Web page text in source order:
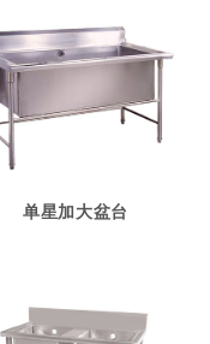
单星加大盆台